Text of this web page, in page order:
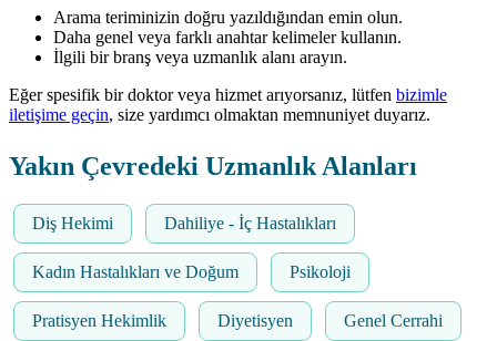
Arama teriminizin doğru yazıldığından emin olun.
Daha genel veya farklı anahtar kelimeler kullanın.
İlgili bir branş veya uzmanlık alanı arayın.
Eğer spesifik bir doktor veya hizmet arıyorsanız, lütfen bizimle
iletişime geçin, size yardımcı olmaktan memnuniyet duyarız.
Yakın Çevredeki Uzmanlık Alanları
Diş Hekimi Dahiliye - İç Hastalıkları
Kadın Hastalıkları ve Doğum Psikoloji
Pratisyen Hekimlik Diyetisyen Genel Cerrahi